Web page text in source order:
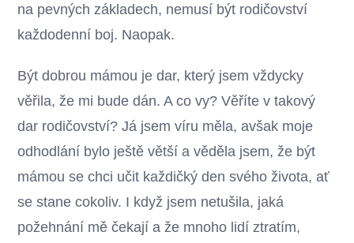
na pevných základech, nemusí být rodičovství
každodenní boj. Naopak.
Být dobrou mámou je dar, který jsem vždycky
věřila, že mi bude dán. A co vy? Věříte v takový
dar rodičovství? Já jsem víru měla, avšak moje
odhodlání bylo ještě větší a věděla jsem, že být
mámou se chci učit každičký den svého života, ať
se stane cokoliv. I když jsem netušila, jaká
požehnání mě čekají a že mnoho lidí ztratím,